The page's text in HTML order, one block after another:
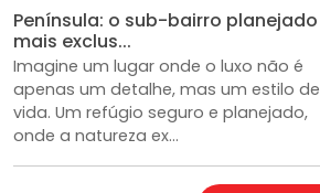
Península: o sub-bairro planejado
mais exclus...
Imagine um lugar onde o luxo não é
apenas um detalhe, mas um estilo de
vida. Um refúgio seguro e planejado,
onde a natureza ex...